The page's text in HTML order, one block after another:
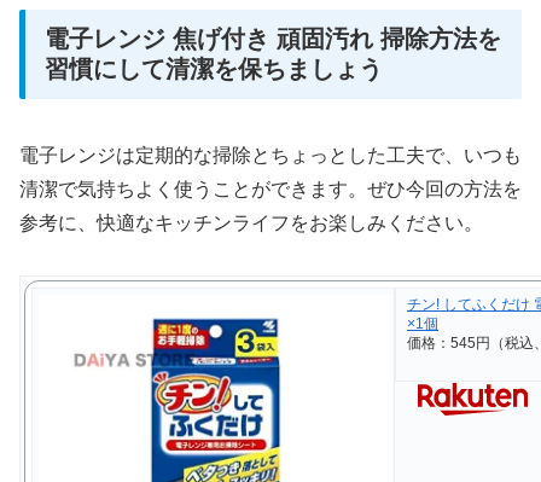
電子レンジ 焦げ付き 頑固汚れ 掃除方法を
習慣にして清潔を保ちましょう
電子レンジは定期的な掃除とちょっとした工夫で、いつも
清潔で気持ちよく使うことができます。ぜひ今回の方法を
参考に、快適なキッチンライフをお楽しみください。
チン! してふくだけ
×1個
価格：545円（税込